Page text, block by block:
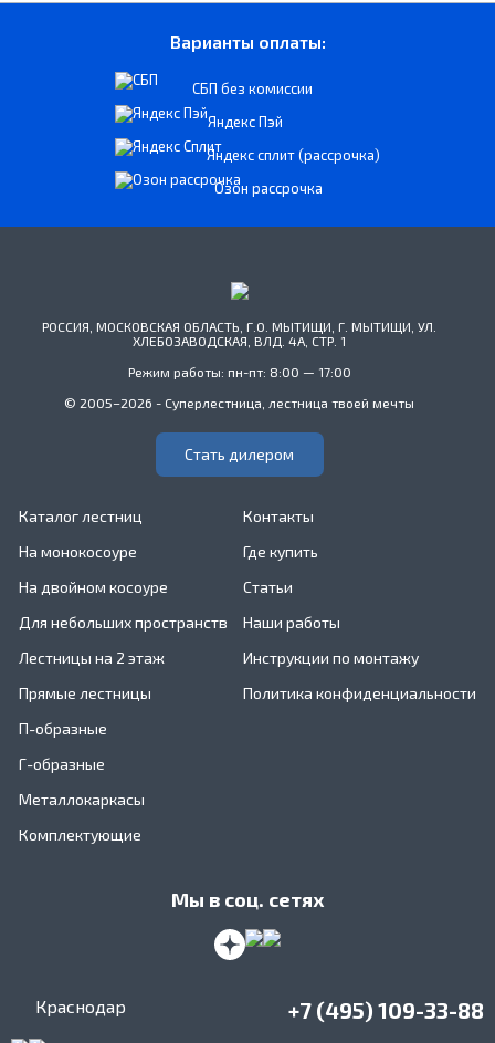
Варианты оплаты:
СБП без комиссии
Яндекс Пэй
Яндекс сплит (рассрочка)
Озон рассрочка
РОССИЯ, МОСКОВСКАЯ ОБЛАСТЬ, Г.О. МЫТИЩИ, Г. МЫТИЩИ, УЛ.
ХЛЕБОЗАВОДСКАЯ, ВЛД. 4А, СТР. 1
Режим работы: пн-пт: 8:00 — 17:00
© 2005–2026 - Суперлестница, лестница твоей мечты
Стать дилером
Каталог лестниц
На монокосоуре
На двойном косоуре
Для небольших пространств
Лестницы на 2 этаж
Прямые лестницы
П-образные
Г-образные
Металлокаркасы
Комплектующие
Контакты
Где купить
Статьи
Наши работы
Инструкции по монтажу
Политика конфиденциальности
Мы в соц. сетях
Краснодар +7 (495) 109-33-88